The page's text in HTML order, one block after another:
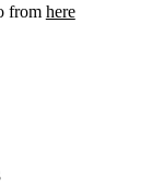
from here